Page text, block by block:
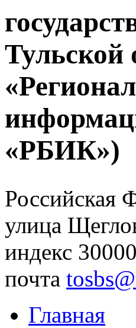
Тульской
«РБИК»)
Российская
улица
индекс
почта
Главная